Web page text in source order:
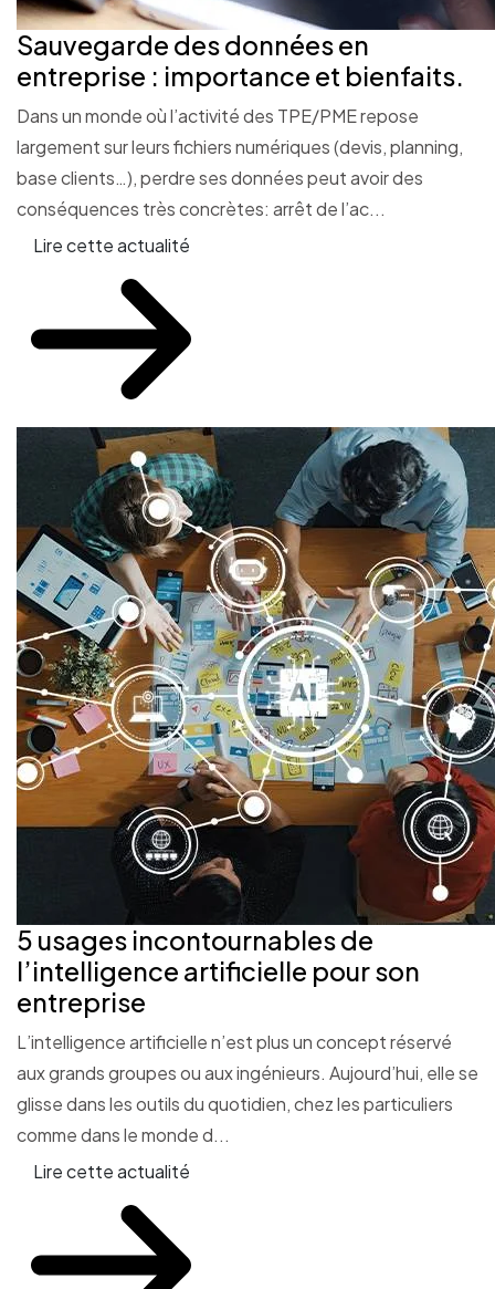
Sauvegarde des données en
entreprise : importance et bienfaits.
Dans un monde où l’activité des TPE/PME repose
largement sur leurs fichiers numériques (devis, planning,
base clients…), perdre ses données peut avoir des
conséquences très concrètes: arrêt de l’ac...
Lire cette actualité
5 usages incontournables de
l’intelligence artificielle pour son
entreprise
L’intelligence artificielle n’est plus un concept réservé
aux grands groupes ou aux ingénieurs. Aujourd’hui, elle se
glisse dans les outils du quotidien, chez les particuliers
comme dans le monde d...
Lire cette actualité